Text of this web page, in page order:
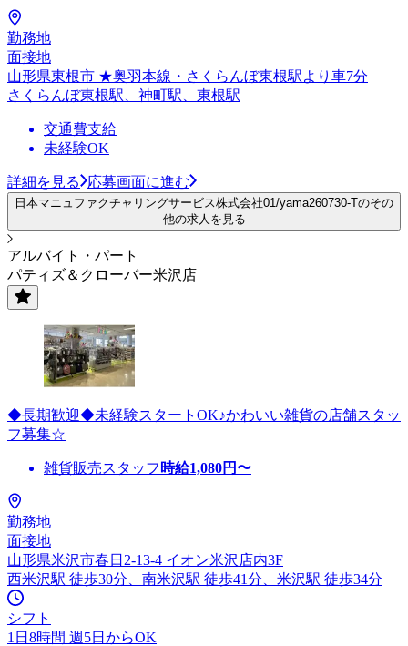
勤務地
面接地
山形県東根市 ★奥羽本線・さくらんぼ東根駅より車7分
さくらんぼ東根駅、神町駅、東根駅
交通費支給
未経験OK
詳細を見る 応募画面に進む
日本マニュファクチャリングサービス株式会社01/yama260730-Tのその
他の求人を見る
アルバイト・パート
パティズ＆クローバー米沢店
◆長期歓迎◆未経験スタートOK♪かわいい雑貨の店舗スタッ
フ募集☆
雑貨販売スタッフ 時給1,080円〜
勤務地
面接地
山形県米沢市春日2-13-4 イオン米沢店内3F
西米沢駅 徒歩30分、南米沢駅 徒歩41分、米沢駅 徒歩34分
シフト
1日8時間 週5日からOK